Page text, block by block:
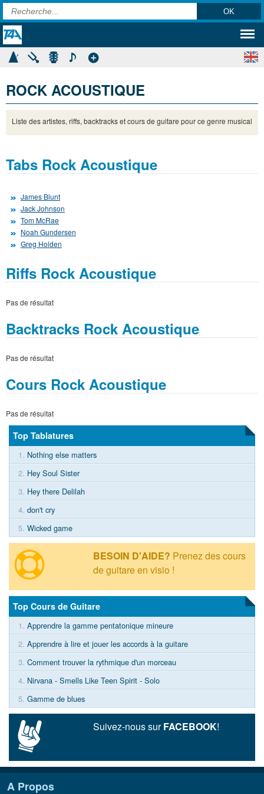
ROCK ACOUSTIQUE
Liste des artistes, riffs, backtracks et cours de guitare pour ce genre musical
Tabs Rock Acoustique
James Blunt
Jack Johnson
Tom McRae
Noah Gundersen
Greg Holden
Riffs Rock Acoustique
Pas de résultat
Backtracks Rock Acoustique
Pas de résultat
Cours Rock Acoustique
Pas de résultat
Top Tablatures
1. Nothing else matters
2. Hey Soul Sister
3. Hey there Delilah
4. don't cry
5. Wicked game
BESOIN D'AIDE? Prenez des cours
de guitare en visio !
Top Cours de Guitare
1. Apprendre la gamme pentatonique mineure
2. Apprendre à lire et jouer les accords à la guitare
3. Comment trouver la rythmique d'un morceau
4. Nirvana - Smells Like Teen Spirit - Solo
5. Gamme de blues
Suivez-nous surFACEBOOK!
A Propos